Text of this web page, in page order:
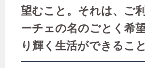
望むこと。それは、ご
ーチェの名のごとく希
り輝く生活ができるこ